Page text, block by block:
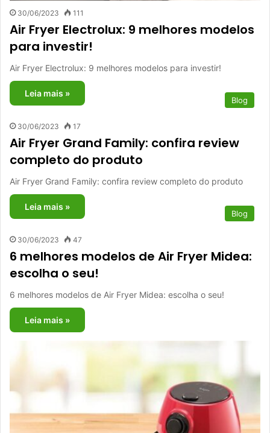
30/06/2023 111
Air Fryer Electrolux: 9 melhores modelos
para investir!
Air Fryer Electrolux: 9 melhores modelos para investir!
Leia mais »
Blog
30/06/2023 17
Air Fryer Grand Family: confira review
completo do produto
Air Fryer Grand Family: confira review completo do produto
Leia mais »
Blog
30/06/2023 47
6 melhores modelos de Air Fryer Midea:
escolha o seu!
6 melhores modelos de Air Fryer Midea: escolha o seu!
Leia mais »